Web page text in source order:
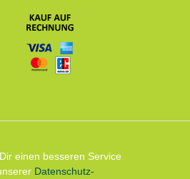
einen besseren Service
Daten­schutz­